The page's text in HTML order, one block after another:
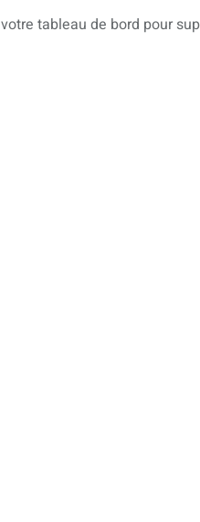
votre tableau de bord pour